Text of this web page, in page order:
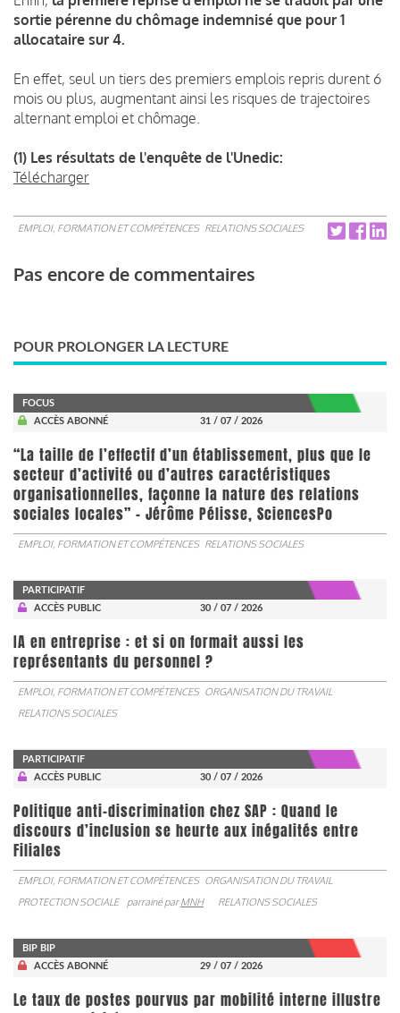
sortie pérenne du chômage indemnisé que pour 1
allocataire sur 4.
En effet, seul un tiers des premiers emplois repris durent 6
mois ou plus, augmentant ainsi les risques de trajectoires
alternant emploi et chômage.
(1) Les résultats de l'enquête de l'Unedic:
Télécharger
EMPLOI, FORMATION ET COMPÉTENCES RELATIONS SOCIALES
Pas encore de commentaires
POUR PROLONGER LA LECTURE
FOCUS
ACCÈS ABONNÉ
31 / 07 / 2026
“La taille de l’effectif d’un établissement, plus que le
secteur d’activité ou d’autres caractéristiques
organisationnelles, façonne la nature des relations
sociales locales” - Jérôme Pélisse, SciencesPo
EMPLOI, FORMATION ET COMPÉTENCES RELATIONS SOCIALES
PARTICIPATIF
ACCÈS PUBLIC
30 / 07 / 2026
IA en entreprise : et si on formait aussi les
représentants du personnel ?
EMPLOI, FORMATION ET COMPÉTENCES ORGANISATION DU TRAVAIL
RELATIONS SOCIALES
PARTICIPATIF
ACCÈS PUBLIC
30 / 07 / 2026
Politique anti-discrimination chez SAP : Quand le
discours d’inclusion se heurte aux inégalités entre
Filiales
EMPLOI, FORMATION ET COMPÉTENCES ORGANISATION DU TRAVAIL
PROTECTION SOCIALE
parrainé parMNH RELATIONS SOCIALES
BIP BIP
ACCÈS ABONNÉ
29 / 07 / 2026
Le taux de postes pourvus par mobilité interne illustre